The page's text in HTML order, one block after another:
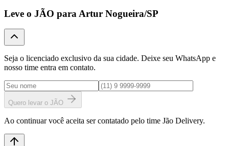
Leve o JÃO para Artur Nogueira/SP
Seja o licenciado exclusivo da sua cidade. Deixe seu WhatsApp e
nosso time entra em contato.
Quero levar o JÃO
Ao continuar você aceita ser contatado pelo time Jão Delivery.